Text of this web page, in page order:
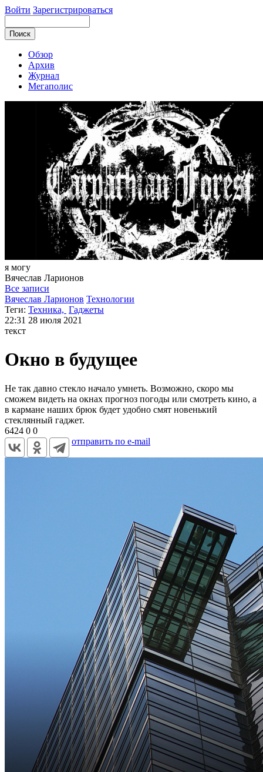
Войти Зарегистрироваться
Обзор
Архив
Журнал
Мегаполис
я могу
Вячеслав Ларионов
Все записи
Вячеслав Ларионов Технологии
Теги: Техника, Гаджеты
22:31 28 июля 2021
текст
Окно в будущее
Не так давно стекло начало умнеть. Возможно, скоро мы
сможем видеть на окнах прогноз погоды или смотреть кино, а
в кармане наших брюк будет удобно смят новенький
стеклянный гаджет.
6424 0 0
отправить по e-mail